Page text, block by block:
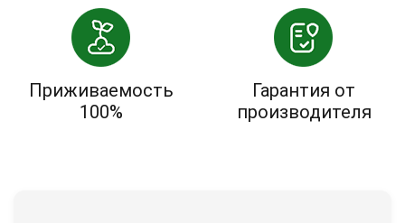
Приживаемость
100%
Гарантия от
производителя